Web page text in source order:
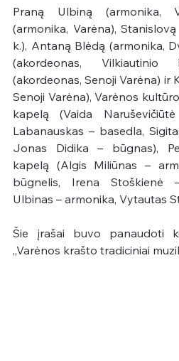
Praną Ulbiną (armonika,
(armonika, Varėna),
k.), Antaną Blėdą (armonika,
(akordeonas,
(akordeonas, Senoji Varėna) ir
Senoji Varėna), Varėnos
kapelą (Vaida
Labanauskas – basedla,
Jonas Didika – būgnas),
kapelą (Algis Miliūnas –
būgnelis, Irena Stoškienė
Ulbinas – armonika, Vytautas
Šie įrašai buvo panaudoti
„Varėnos krašto tradiciniai